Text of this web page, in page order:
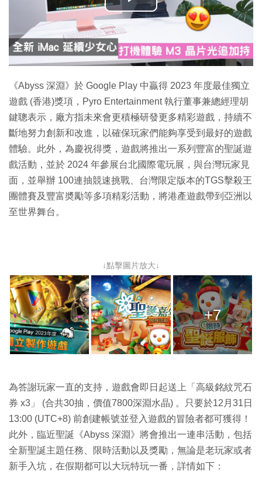
播
影
片
《Abyss 深淵》於 Google Play 中贏得 2023 年度最佳獨立
遊戲 (香港)獎項，Pyro Entertainment 執行董事兼總經理胡
鍵聰表示，廠方指未來會更積極研發更多精彩遊戲，持續不
斷地努力創新和改進，以確保玩家們能夠享受到最好的遊戲
體驗。此外，為慶祝得獎，遊戲將推出一系列豐富的聖誕遊
戲活動，並於 2024 年參展台北國際電玩展，與台灣玩家見
面，並舉辦 100連抽競速挑戰、台灣限定版本的TGS擊殺王
團體賽及豐富奬勵等多項精彩活動，將港產遊戲帶到亞洲以
至世界舞台。
↓點擊圖片放大↓
+7
為答謝玩家一直的支持，遊戲會即日起送上「高級銘紋咒石
券 x3」 (合共30抽，價值7800深淵水晶) 。只要於12月31日
13:00 (UTC+8) 前創建帳號並登入遊戲的冒險者都可獲得！
此外，臨近聖誕《Abyss 深淵》將會推出一連串活動，包括
全新聖誕主題任務、限時活動以及獎勵，無論是老玩家或者
新手入坑，在假期都可以大玩特玩一番，詳情如下：